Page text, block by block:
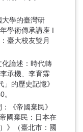
大學的臺灣研
學術傳承講座 I
臺大校友雙月
論述：時代轉
承機、李育霖
的歷史記憶》
《帝國棄民》
國棄民：日本在
》（臺北市：國